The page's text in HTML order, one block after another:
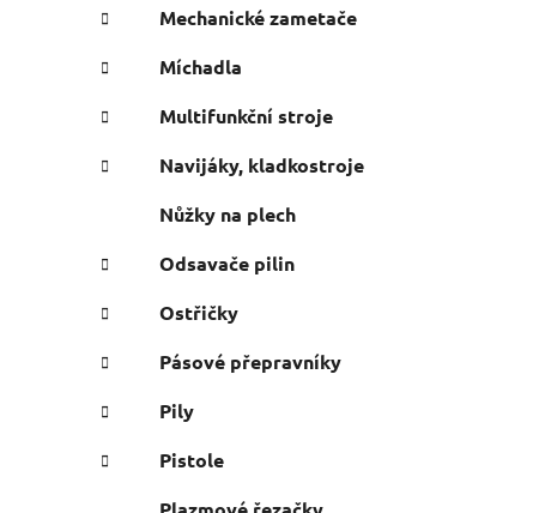
Mechanické zametače
Míchadla
Multifunkční stroje
Navijáky, kladkostroje
Nůžky na plech
Odsavače pilin
Ostřičky
Pásové přepravníky
Pily
Pistole